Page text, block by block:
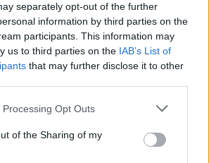
separately opt-out of the further
information by third parties on the
participants. This information may
us to third parties on the IAB’s List of
that may further disclose it to other
Opt Outs
of the Sharing of my